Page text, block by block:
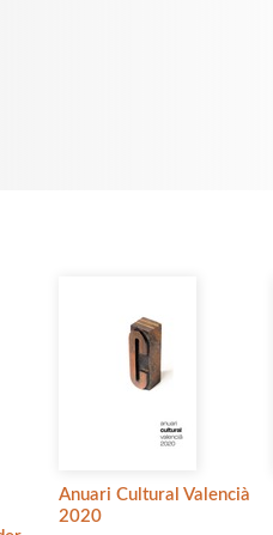
Anuari Cultural Valencià
2020